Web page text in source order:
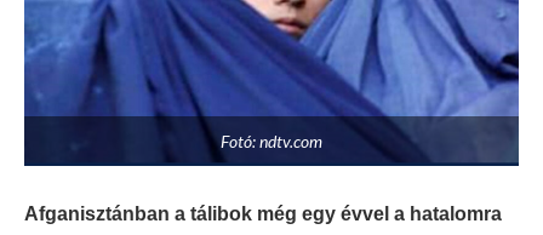
Fotó: ndtv.com
Afganisztánban a tálibok még egy évvel a hatalomra